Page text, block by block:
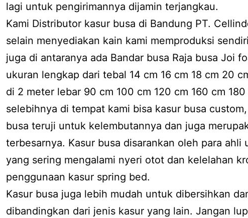
lagi untuk pengirimannya dijamin terjangkau.
Kami Distributor kasur busa di Bandung PT.
selain menyediakan kain kami memproduksi
juga di antaranya ada Bandar busa Raja busa Joi
ukuran lengkap dari tebal 14 cm 16 cm 18 cm 20
di 2 meter lebar 90 cm 100 cm 120 cm 160 cm
selebihnya di tempat kami bisa kasur busa
busa teruji untuk kelembutannya dan juga
terbesarnya. Kasur busa disarankan oleh para ahli
yang sering mengalami nyeri otot dan kelelahan
penggunaan kasur spring bed.
Kasur busa juga lebih mudah untuk dibersihkan
dibandingkan dari jenis kasur yang lain. Jangan